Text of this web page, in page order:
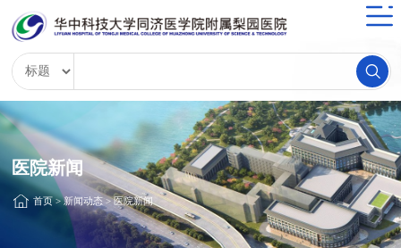
医院新闻
首页>新闻动态>医院新闻